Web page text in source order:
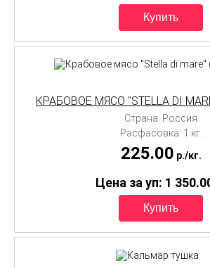
КРАБОВОЕ МЯСО "STELLA DI
Страна: Россия
Расфасовка: 1 кг.
225.00 p./кг.
Цена за уп: 1